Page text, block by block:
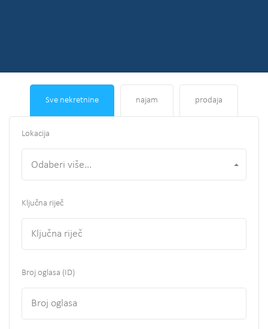
Sve nekretnine najam prodaja
Lokacija
Odaberi više...
Ključna riječ
Broj oglasa (ID)